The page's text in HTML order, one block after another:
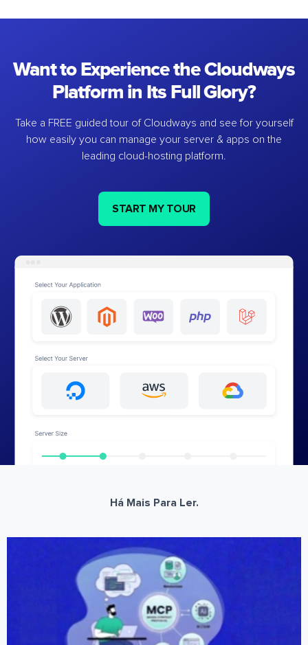
Want to Experience the Cloudways
Platform in Its Full Glory?
Take a FREE guided tour of Cloudways and see for yourself
how easily you can manage your server & apps on the
leading cloud-hosting platform.
START MY TOUR
Há Mais Para Ler.